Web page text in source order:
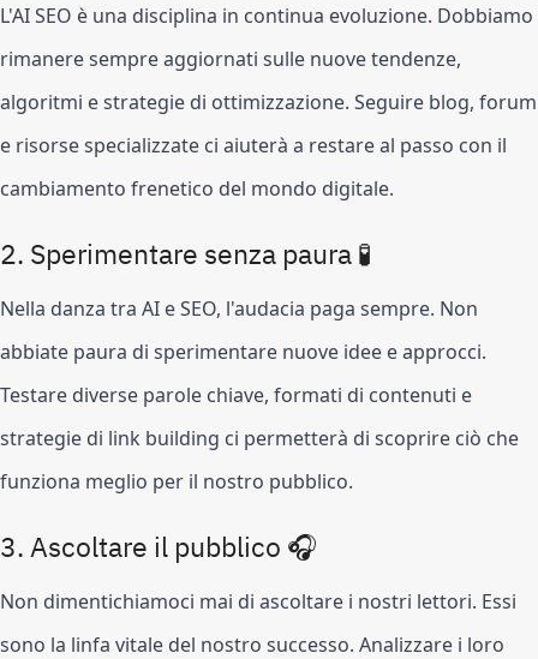
L'AI SEO è una disciplina in continua evoluzione. Dobbiamo
rimanere sempre aggiornati sulle nuove tendenze,
algoritmi e strategie di ottimizzazione. Seguire blog, forum
e risorse specializzate ci aiuterà a restare al passo con il
cambiamento frenetico del mondo digitale.
2. Sperimentare senza paura 🧪
Nella danza tra AI e SEO, l'audacia paga sempre. Non
abbiate paura di sperimentare nuove idee e approcci.
Testare diverse parole chiave, formati di contenuti e
strategie di link building ci permetterà di scoprire ciò che
funziona meglio per il nostro pubblico.
3. Ascoltare il pubblico 🎧
Non dimentichiamoci mai di ascoltare i nostri lettori. Essi
sono la linfa vitale del nostro successo. Analizzare i loro